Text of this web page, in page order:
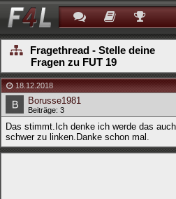
Fragethread - Stelle deine
Fragen zu FUT 19
18.12.2018
Borusse1981
Beiträge: 3
Das stimmt.Ich denke ich werde das
schwer zu linken.Danke schon mal.